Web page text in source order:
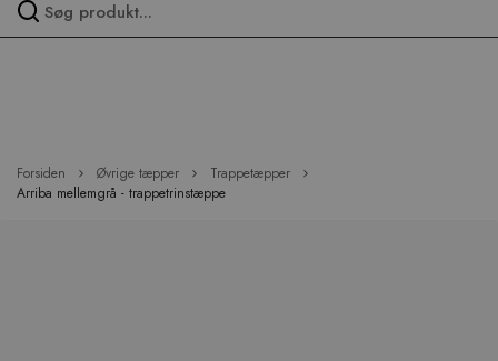
Forsiden Øvrige tæpper
Trappetæpper
Arriba mellemgrå - trappetrinstæppe